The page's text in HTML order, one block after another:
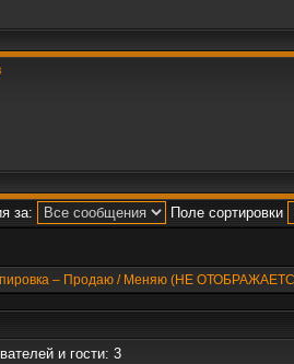
за: Поле сортировки
– Продаю / Меняю (НЕ
и гости: 3